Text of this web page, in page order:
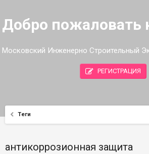
Добро
Московский Инженерно Строительный
РЕГИСТРАЦИЯ
Теги
антикоррозионная защита